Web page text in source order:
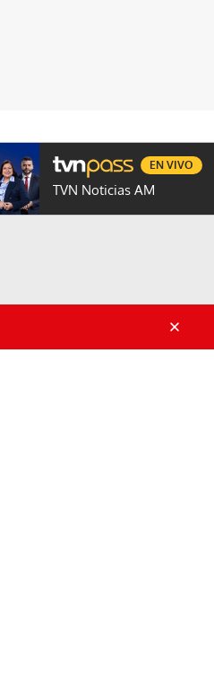
PROGRAMAS GENTE TVN
TVN Noticias AM
EN VIVO